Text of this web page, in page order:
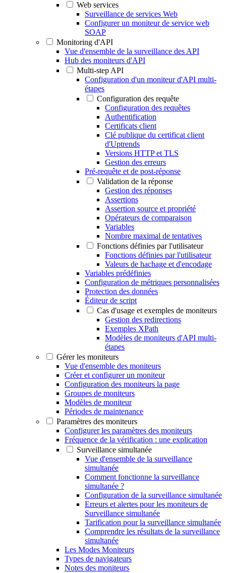
Web services
Surveillance de services Web
Configurer un moniteur de service web
SOAP
Monitoring d'API
Vue d'ensemble de la surveillance des API
Hub des moniteurs d'API
Multi-step API
Configuration d'un moniteur d'API multi-
étapes
Configuration des requête
Configuration des requêtes
Authentification
Certificats client
Clé publique du certificat client
d'Uptrends
Versions HTTP et TLS
Gestion des erreurs
Pré-requête et de post-réponse
Validation de la réponse
Gestion des réponses
Assertions
Assertion source et propriété
Opérateurs de comparaison
Variables
Nombre maximal de tentatives
Fonctions définies par l'utilisateur
Fonctions définies par l'utilisateur
Valeurs de hachage et d'encodage
Variables prédéfinies
Configuration de métriques personnalisées
Protection des données
Éditeur de script
Cas d'usage et exemples de moniteurs
Gestion des redirections
Exemples XPath
Modèles de moniteurs d'API multi-
étapes
Gérer les moniteurs
Vue d'ensemble des moniteurs
Créer et configurer un moniteur
Configuration des moniteurs la page
Groupes de moniteurs
Modèles de moniteur
Périodes de maintenance
Paramètres des moniteurs
Configurer les paramètres des moniteurs
Fréquence de la vérification : une explication
Surveillance simultanée
Vue d'ensemble de la surveillance
simultanée
Comment fonctionne la surveillance
simultanée ?
Configuration de la surveillance simultanée
Erreurs et alertes pour les moniteurs de
Surveillance simultanée
Tarification pour la surveillance simultanée
Comprendre les résultats de la surveillance
simultanée
Les Modes Moniteurs
Types de navigateurs
Notes des moniteurs